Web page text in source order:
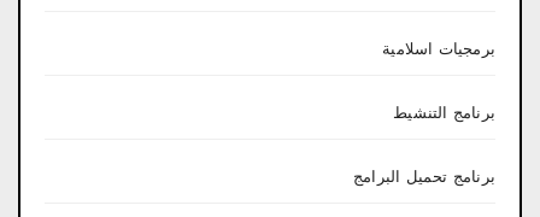
برمجيات اسلامية
برنامج التنشيط
برنامج تحميل البرامج